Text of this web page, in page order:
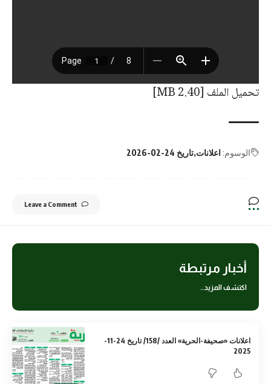
تحميل الملف [2.40 MB]
الوسوم: اعلانات تاريخ 24-02-2026
Leave a Comment
أخبار مرتبطة
اكتشف المزيد..
اعلانات «صحيفة-الحرية» العدد /158/ تاريخ 24-11-
2025